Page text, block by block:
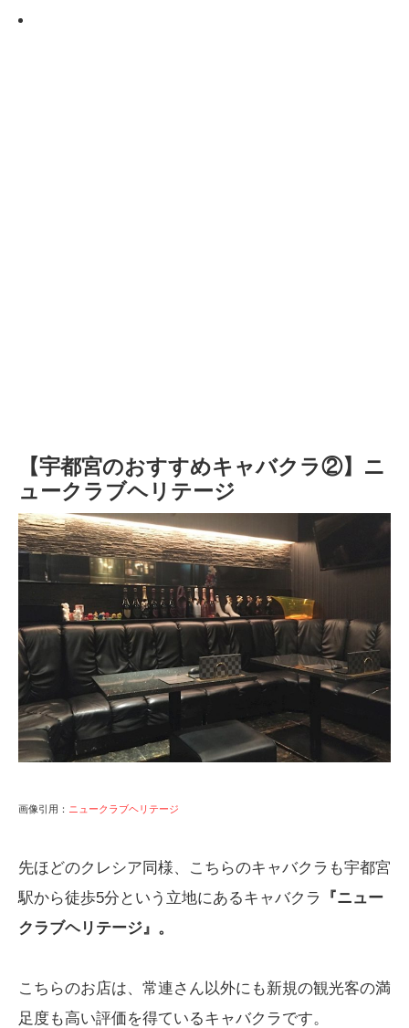
【宇都宮のおすすめキャバクラ②】ニ
ュークラブヘリテージ
画像引用： ニュークラブヘリテージ
先ほどのクレシア同様、こちらのキャバクラも宇都宮
駅から徒歩5分という立地にあるキャバクラ
『ニュー
クラブヘリテージ』。
こちらのお店は、常連さん以外にも新規の観光客の満
足度も高い評価を得ているキャバクラです。